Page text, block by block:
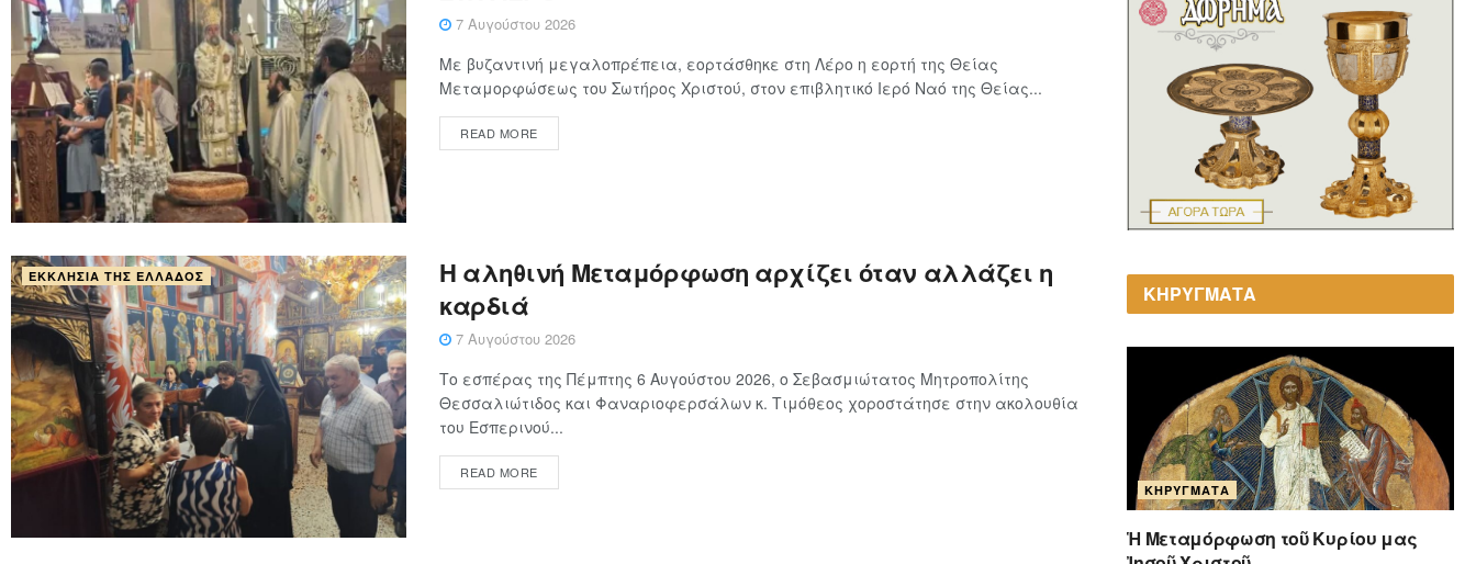
7 Αυγούστου 2026
Με βυζαντινή μεγαλοπρέπεια, εορτάσθηκε στη Λέρο η εορτή της Θείας
Μεταμορφώσεως του Σωτήρος Χριστού, στον επιβλητικό Ιερό Ναό της Θείας...
READ MORE
ΕΚΚΛΗΣΊΑ ΤΗΣ ΕΛΛΆΔΟΣ
Η αληθινή Μεταμόρφωση αρχίζει όταν αλλάζει η
καρδιά
7 Αυγούστου 2026
Το εσπέρας της Πέμπτης 6 Αυγούστου 2026, ο Σεβασμιώτατος Μητροπολίτης
Θεσσαλιώτιδος και Φαναριοφερσάλων κ. Τιμόθεος χοροστάτησε στην ακολουθία
του Εσπερινού...
READ MORE
ΚΗΡΥΓΜΑΤΑ
ΚΗΡΎΓΜΑΤΑ
Ἡ Μεταμόρφωση τοῦ Κυρίου μας